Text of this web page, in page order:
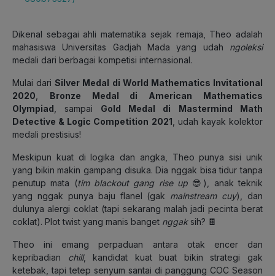
Dikenal sebagai ahli matematika sejak remaja, Theo adalah
mahasiswa Universitas Gadjah Mada yang udah ngoleksi
medali dari berbagai kompetisi internasional.
Mulai dariSilver Medal di World Mathematics Invitational
2020
Bronze Medal di American Mathematics
Olympiad , sampai Gold Medal di Mastermind Math
Detective & Logic Competition 2021 , udah kayak kolektor
medali prestisius!
Meskipun kuat di logika dan angka, Theo punya sisi unik
yang bikin makin gampang disuka. Dia nggak bisa tidur tanpa
penutup mata (tim blackout gang rise up😎), anak teknik
yang nggak punya baju flanel (gak mainstream cuy), dan
dulunya alergi coklat (tapi sekarang malah jadi pecinta berat
coklat). Plot twist yang manis banget nggaksih? 🍫
Theo ini emang perpaduan antara otak encer dan
kepribadian chill, kandidat kuat buat bikin strategi gak
ketebak, tapi tetep senyum santai di panggung COC Season